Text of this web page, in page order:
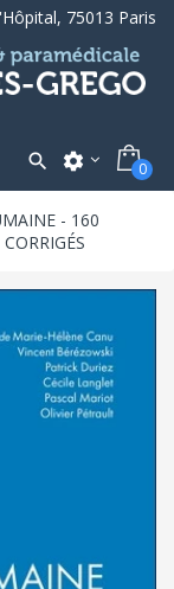
75013 Paris
 settings 0
- 160